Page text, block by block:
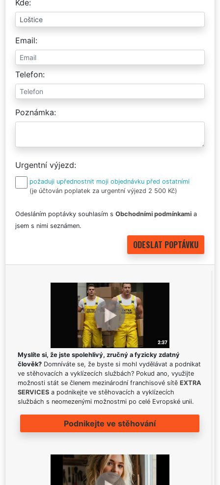
Kde
Email
Telefon
Poznámka
Urgentní výjezd
požaduji upřednostnit moji objednávku před ostatními
(je účtován poplatek za urgentní výjezd 2 500 Kč)
Odesláním poptávky souhlasím s Obchodními podmínkami a
jsem s nimi seznámen.
Myslíte si, že jste spolehlivý, zručný a fyzicky zdatný
člověk? Domníváte se, že byste si mohl vydělávat a podnikat
ve stěhovacích a vyklízecích službách? Pokud ano, využijte
možnosti stát se členem mezinárodní franchisové sítě EXTRA
SERVICES a podnikejte ve stěhovacích a vyklízecích
službách s neomezenými možnostmi po celé Evropské unii.
Podnikejte ve stěhování